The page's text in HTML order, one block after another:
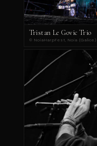
Tristan Le Govic Trio
© NoiaHarpFest, Noia (Galice)